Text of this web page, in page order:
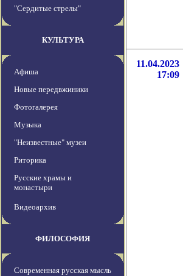
"Сердитые стрелы"
КУЛЬТУРА
Афиша
Новые передвжиники
Фотогалерея
Музыка
"Неизвестные" музеи
Риторика
Русские храмы и
монастыри
Видеоархив
ФИЛОСОФИЯ
Современная русская мысль
11.04.2023
17:09